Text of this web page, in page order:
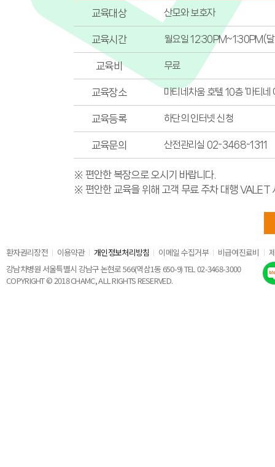
교육대상 산모와 보호자
교육시간 월요일 12:30PM~1:30PM(
교육비 무료
교육장소 마티네차움 호텔 10층 '마티네
교육등록 하단의 인터넷 신청
교육문의 산전관리실 02-3468-1311
※ 편안한 복장으로 오시기 바랍니다.
※ 편안한 교육을 위해 고객 무료 주차 대행 VALET
환자권리장전 이용약관 개인정보처리방침 이메일 수집거부 비급여진료비
강남차병원 서울특별시 강남구 논현로 566(역삼1동 650-9) TEL 02-3468-3000
COPYRIGHT © 2018 CHAMC, ALL RIGHTS RESERVED.